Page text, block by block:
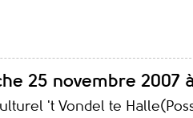
25 novembre 2007
't Vondel te